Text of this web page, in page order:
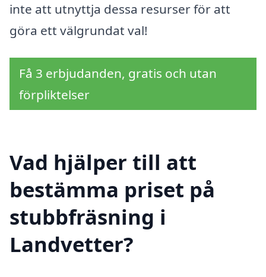
inte att utnyttja dessa resurser för att
göra ett välgrundat val!
Få 3 erbjudanden, gratis och utan
förpliktelser
Vad hjälper till att
bestämma priset på
stubbfräsning i
Landvetter?